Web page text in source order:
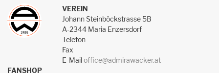
VEREIN
Johann Steinböckstrasse 5B
A-2344 Maria Enzersdorf
Telefon
Fax
E-Mailoffice@admirawacker.at
FANSHOP